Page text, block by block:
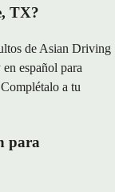
TX?
de Asian Driving
español para
a tu
para